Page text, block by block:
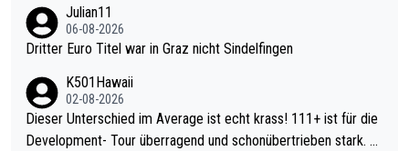
Julian11
06-08-2026
Dritter Euro Titel war in Graz nicht Sindelfingen
K501Hawaii
02-08-2026
Dieser Unterschied im Average ist echt krass! 111+ ist für die
Development- Tour überragend und schonübertrieben stark. U